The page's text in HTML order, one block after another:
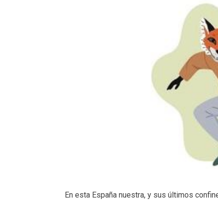
En esta España nuestra, y sus últimos